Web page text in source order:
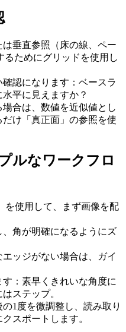
垂直参照（床の線、ペー
るためにグリッドを使用し
認になります：ベースラ
平に見えますか？
合は、数値を近似値とし
け「真正面」の参照を使
ルなワークフロ
を使用して、まず画像を配
角が明確になるようにズ
ッジがない場合は、ガイ
：素早くきれいな角度に
ステップ。
1度を微調整し、読み取り
スポートします。